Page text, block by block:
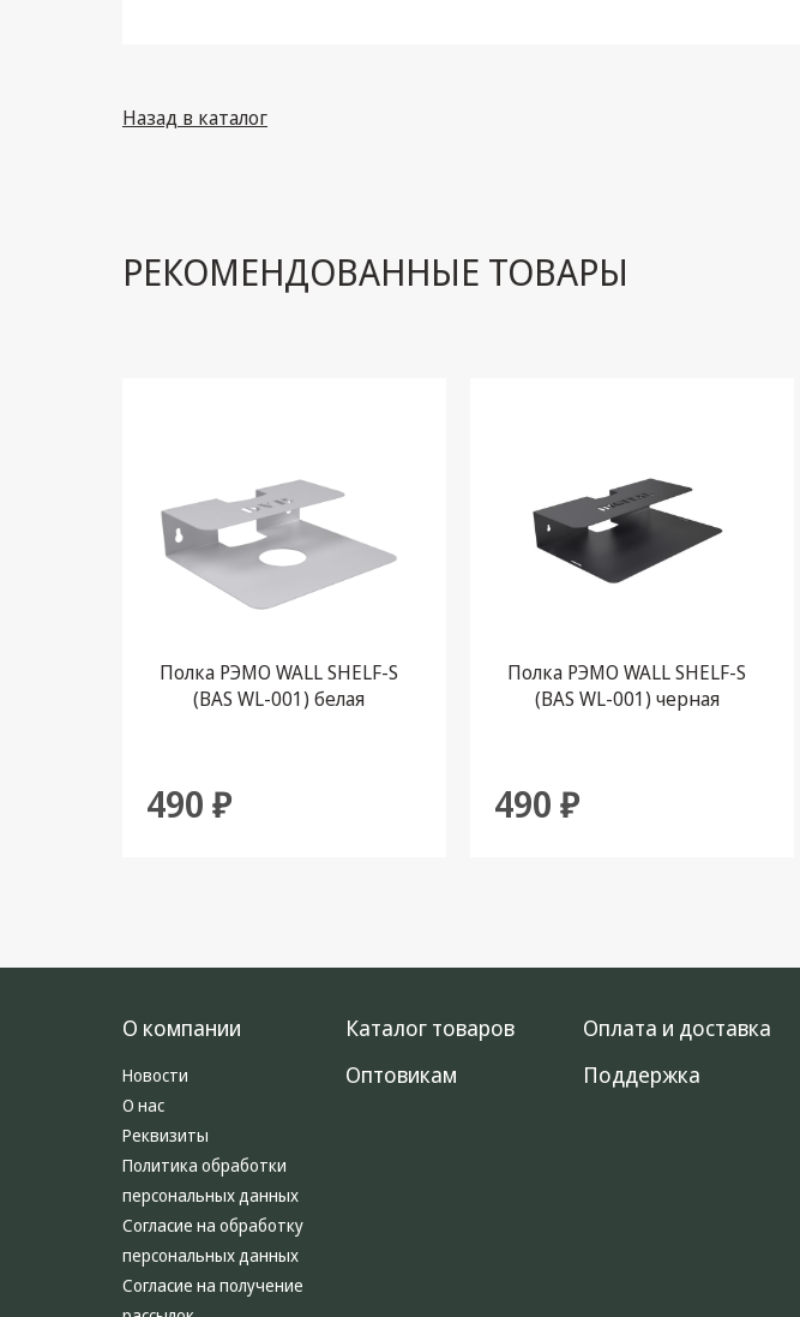
Назад в каталог
РЕКОМЕНДОВАННЫЕ ТОВАРЫ
Полка РЭМО WALL SHELF-S
(BAS WL-001) белая
490 ₽
Полка РЭМО WALL SHELF-S
(BAS WL-001) черная
490 ₽
О компании
Новости
О нас
Реквизиты
Политика обработки
персональных данных
Согласие на обработку
персональных данных
Согласие на получение
Каталог товаров
Оплата и доставка
Оптовикам
Поддержка